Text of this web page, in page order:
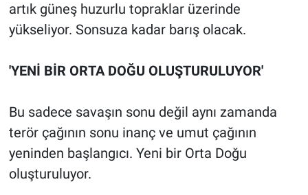
artık güneş huzurlu topraklar üzerinde
yükseliyor. Sonsuza kadar barış olacak.
'YENİ BİR ORTA DOĞU OLUŞTURULUYOR'
Bu sadece savaşın sonu değil aynı zamanda
terör çağının sonu inanç ve umut çağının
yeninden başlangıcı. Yeni bir Orta Doğu
oluşturuluyor.